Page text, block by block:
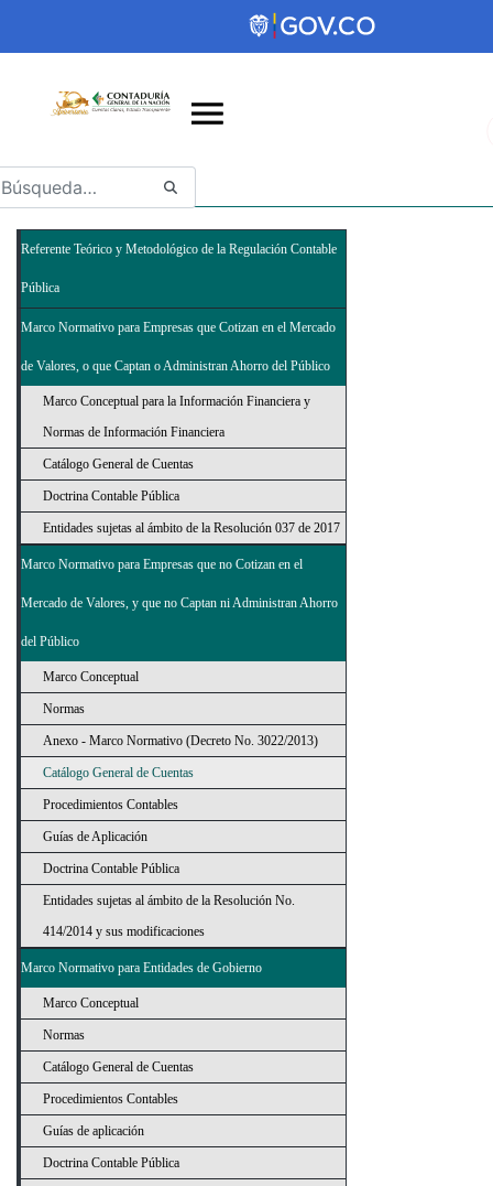
Referente Teórico y Metodológico de la Regulación Contable
Pública
Marco Normativo para Empresas que Cotizan en el Mercado
de Valores, o que Captan o Administran Ahorro del Público
Marco Conceptual para la Información Financiera y
Normas de Información Financiera
Catálogo General de Cuentas
Doctrina Contable Pública
Entidades sujetas al ámbito de la Resolución 037 de 2017
Marco Normativo para Empresas que no Cotizan en el
Mercado de Valores, y que no Captan ni Administran Ahorro
del Público
Marco Conceptual
Normas
Anexo - Marco Normativo (Decreto No. 3022/2013)
Catálogo General de Cuentas
Procedimientos Contables
Guías de Aplicación
Doctrina Contable Pública
Entidades sujetas al ámbito de la Resolución No.
414/2014 y sus modificaciones
Marco Normativo para Entidades de Gobierno
Marco Conceptual
Normas
Catálogo General de Cuentas
Procedimientos Contables
Guías de aplicación
Doctrina Contable Pública